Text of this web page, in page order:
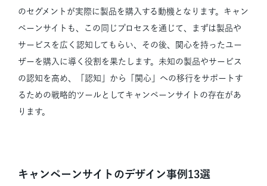
のセグメントが実際に製品を購入する動機となります。キャン
ペーンサイトも、この同じプロセスを通じて、まずは製品や
サービスを広く認知してもらい、その後、関心を持ったユー
ザーを購入に導く役割を果たします。未知の製品やサービス
の認知を高め、「認知」から「関心」への移行をサポートす
るための戦略的ツールとしてキャンペーンサイトの存在があ
ります。
キャンペーンサイトのデザイン事例13選